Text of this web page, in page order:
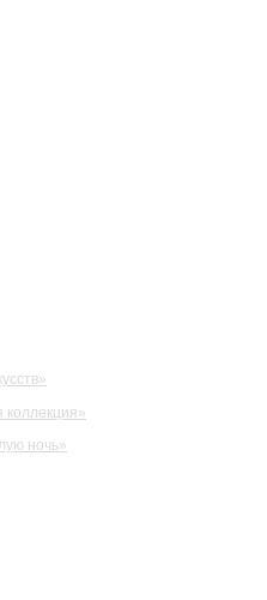
коллекция»
ночь»